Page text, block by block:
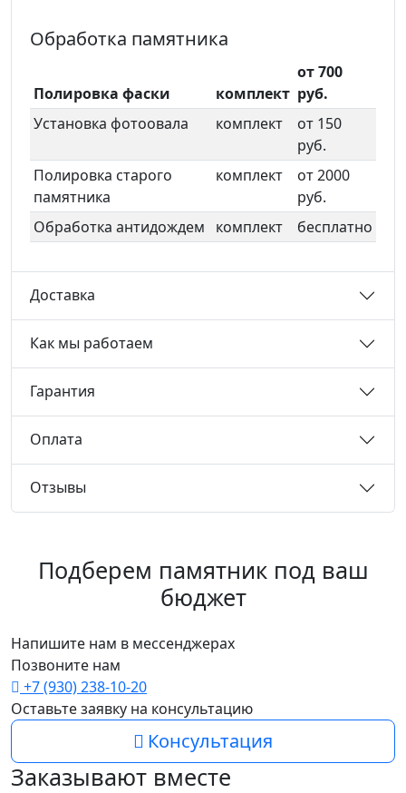
Обработка памятника
Полировка фаски комплект
от 700
руб.
Установка фотоовала
комплект
от 150
руб.
Полировка старого
памятника
комплект
от 2000
руб.
Обработка антидождем
комплект бесплатно
Доставка
Как мы работаем
Гарантия
Оплата
Отзывы
Подберем памятник под ваш
бюджет
Напишите нам в мессенджерах
Позвоните нам
+7 (930) 238-10-20
Оставьте заявку на консультацию
Консультация
Заказывают вместе